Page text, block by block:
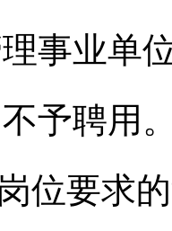
事业单
予聘用
位要求